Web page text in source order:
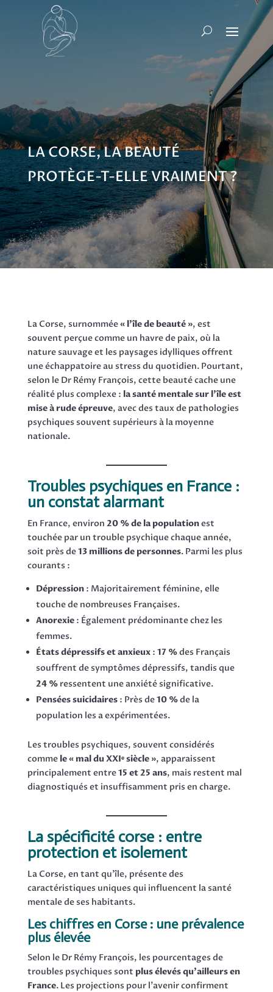
LA CORSE, LA BEAUTÉ
PROTÈGE-T-ELLE VRAIMENT ?
La Corse, surnommée« l’île de beauté », est
souvent perçue comme un havre de paix, où la
nature sauvage et les paysages idylliques offrent
une échappatoire au stress du quotidien. Pourtant,
selon le Dr Rémy François, cette beauté cache une
réalité plus complexe : la santé mentale sur l’île est
mise à rude épreuve, avec des taux de pathologies
psychiques souvent supérieurs à la moyenne
nationale.
Troubles psychiques en France :
un constat alarmant
En France, environ 20 % de la populationest
touchée par un trouble psychique chaque année,
soit près de13 millions de personnes. Parmi les plus
courants :
Dépression: Majoritairement féminine, elle
touche de nombreuses Françaises.
Anorexie: Également prédominante chez les
femmes.
États dépressifs et anxieux: 17 %des Français
souffrent de symptômes dépressifs, tandis que
24 %ressentent une anxiété significative.
Pensées suicidaires: Près de10 %de la
population les a expérimentées.
Les troubles psychiques, souvent considérés
comme le « mal du XXIᵉ siècle », apparaissent
principalement entre15 et 25 ans, mais restent mal
diagnostiqués et insuffisamment pris en charge.
La spécificité corse : entre
protection et isolement
La Corse, en tant qu’île, présente des
caractéristiques uniques qui influencent la santé
mentale de ses habitants.
Les chiffres en Corse : une prévalence
plus élevée
Selon le Dr Rémy François, les pourcentages de
troubles psychiques sont plus élevés qu’ailleurs en
France. Les projections pour l’avenir confirment